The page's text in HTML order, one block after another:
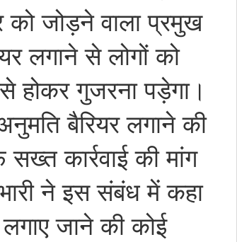
जोड़ने वाला प्रमुख
लगाने से लोगों को
होकर गुजरना पड़ेगा।
बैरियर लगाने की
कार्रवाई की मांग
ने इस संबंध में कहा
जाने की कोई